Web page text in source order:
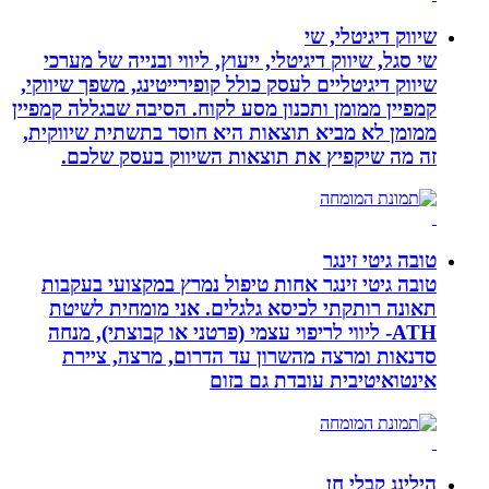
שיווק דיגיטלי, שי
שי סגל, שיווק דיגיטלי, ייעוץ, ליווי ובנייה של מערכי
שיווק דיגיטליים לעסק כולל קופירייטינג, משפך שיווקי,
קמפיין ממומן ותכנון מסע לקוח. הסיבה שבגללה קמפיין
ממומן לא מביא תוצאות היא חוסר בתשתית שיווקית,
זה מה שיקפיץ את תוצאות השיווק בעסק שלכם.
טובה גיטי זינגר
טובה גיטי זינגר אחות טיפול נמרץ במקצועי בעקבות
תאונה רותקתי לכיסא גלגלים. אני מומחית לשיטת
ATH- ליווי לריפוי עצמי (פרטני או קבוצתי), מנחה
סדנאות ומרצה מהשרון עד הדרום, מרצה, ציירת
אינטואיטיבית עובדת גם בזום